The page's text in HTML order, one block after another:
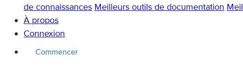
de connaissances Meilleurs outils de documentation
À propos
Connexion
Commencer